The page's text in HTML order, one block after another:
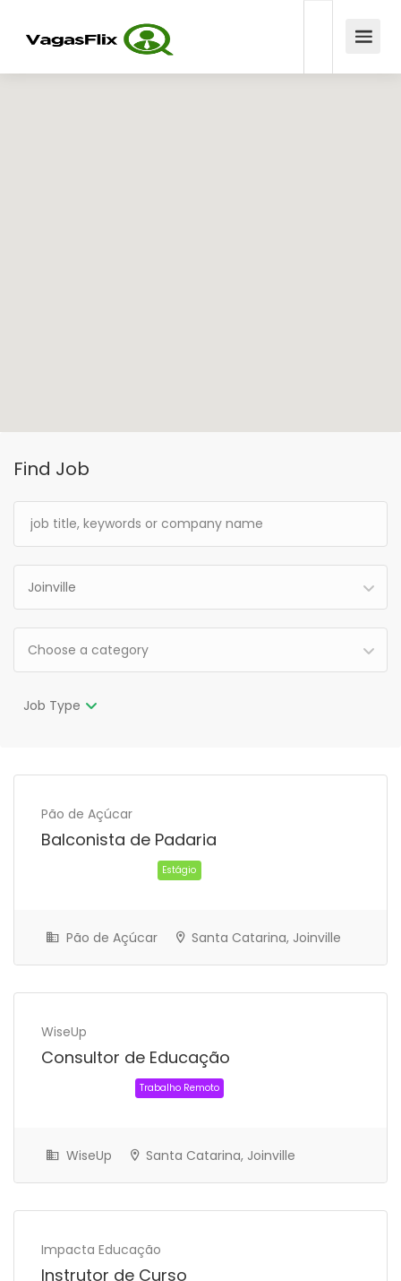
Find Job
Joinville
Choose a category
Job Type
Pão de Açúcar
Balconista de Padaria
Pão de Açúcar Santa Catarina, Joinville
WiseUp
Consultor de Educação
WiseUp Santa Catarina, Joinville
Impacta Educação
Instrutor de Curso